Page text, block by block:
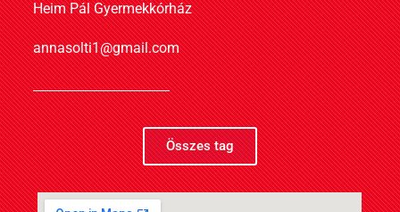
Heim Pál Gyermekkórház
annasolti1@gmail.com
Összes tag